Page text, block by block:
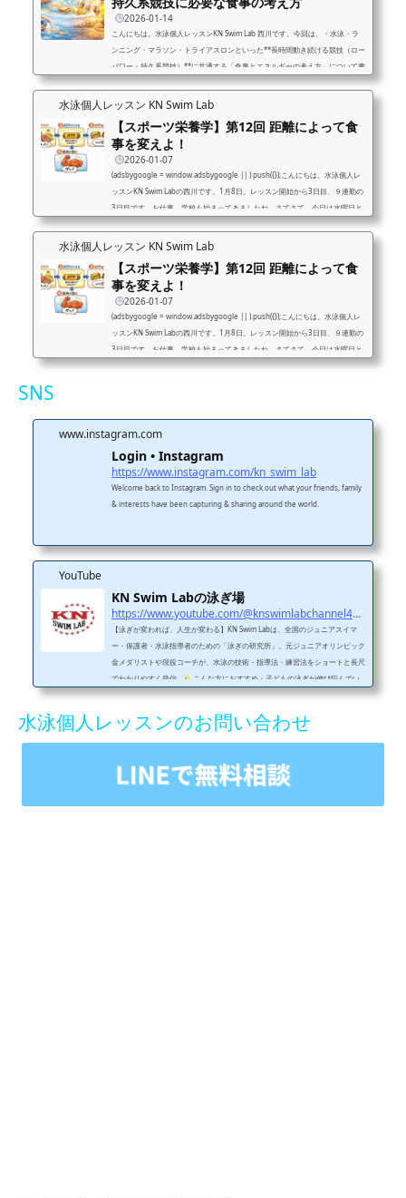
2026-01-14
こんにちは。水泳個人レッスンKN Swim Lab 西川です。今回は、・水泳・ラ
ンニング・マラソン・トライアスロンといった**長時間動き続ける競技（ロー
パワー・持久系競技）**に共通する「食事とエネルギーの考え方」について書
いてみますね。これは、ジュニア選手だけでなく大人のマスターズスイマーや
市民ランナーにも直結する内容なので大人の方もぜひ読んでくださいね！持久
結果を左右するのは、**根性や気合よりも「体の中にどれだけ使えるエネルギ
ーがある...
水泳個人レッスン KN Swim Lab
【スポーツ栄養学】第12回 距離によって食
事を変えよ！
2026-01-07
(adsbygoogle = window.adsbygoogle || ).push({});こんにちは。水泳個人レ
ッスンKN Swim Labの西川です。1月8日。レッスン開始から3日目、９連勤の
3日目です。お仕事、学校も始まってきましたね。さてさて、今日は水曜日と
いうことで、スポーツ栄養学いってみますね！今回は食事と競技の関係につい
て話してみます。種目によって変わる食事の考え方「スポーツ選手」と一言で
人それぞれです。そのため「誰にでも同じ食事法」が正解になることはありま
せん...
水泳個人レッスン KN Swim Lab
【スポーツ栄養学】第12回 距離によって食
事を変えよ！
2026-01-07
(adsbygoogle = window.adsbygoogle || ).push({});こんにちは。水泳個人レ
ッスンKN Swim Labの西川です。1月8日。レッスン開始から3日目、９連勤の
3日目です。お仕事、学校も始まってきましたね。さてさて、今日は水曜日と
いうことで、スポーツ栄養学いってみますね！今回は食事と競技の関係につい
せん...
SNS
www.instagram.com
Login • Instagram
https://www.instagram.com/kn_swim_lab
Welcome back to Instagram. Sign in to check out what your friends, family
& interests have been capturing & sharing around the world.
YouTube
KN Swim Labの泳ぎ場
https://www.youtube.com/@knswimlabchannel4455
【泳ぎが変われば、人生が変わる】KN Swim Labは、全国のジュニアスイマ
ー・保護者・水泳指導者のための「泳ぎの研究所」。元ジュニアオリンピック
金メダリストや現役コーチが、水泳の技術・指導法・練習法をショートと長尺
でわかりやすく発信。
こんな方におすすめ・子どもの泳ぎが伸び悩んでい
る・フォームをきれいにしたい・コーチの指導に悩んでいる・水泳に関わるす
ンのビフォーアフター・元メダリストのワンポイントアドバイス
スン・問...
水泳個人レッスンのお問い合わせ